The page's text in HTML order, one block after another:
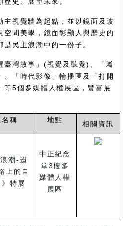
史、展望未來。
主視覺牆為起點，並以鏡面及玻
空間美學，鏡面彰顯人與歷史的
民主浪潮中的一份子。
臺灣故事」(視覺及聽覺)、「屬
、「時代影像」輪播區及「打開
等5個多媒體人權展區，豐富展
名稱 地點 相關資訊
浪潮-迢
上的自
特展
中正紀念
堂3樓多
媒體人權
展區